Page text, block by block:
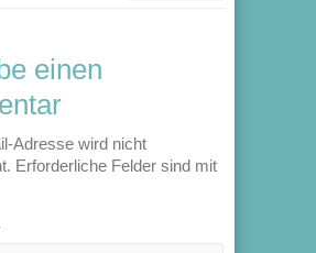
einen
Adresse wird nicht
Erforderliche Felder sind mit